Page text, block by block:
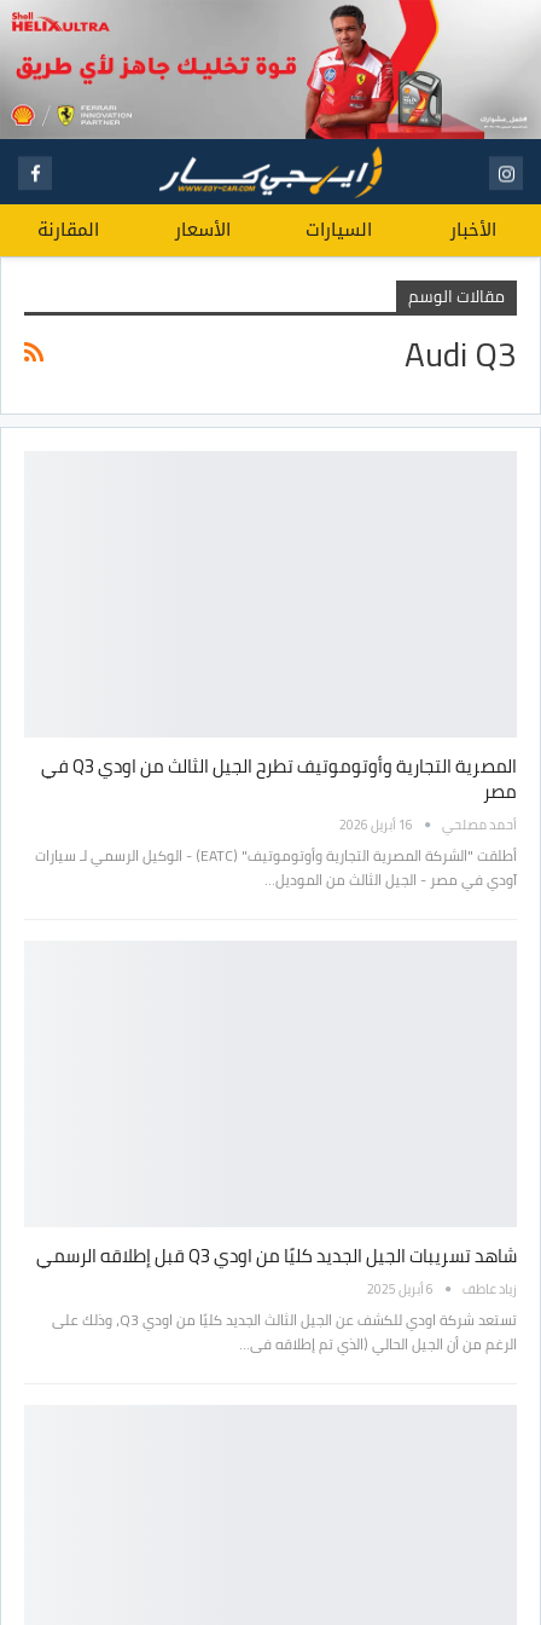
الأخبار السيارات الأسعار المقارنة
مقالات الوسم
Audi Q3
المصرية التجارية وأوتوموتيف تطرح الجيل الثالث من اودي Q3 في
مصر
أحمد مصلحي 16 أبريل 2026
أطلقت "الشركة المصرية التجارية وأوتوموتيف" (EATC) - الوكيل الرسمي لـ سيارات
آودي في مصر - الجيل الثالث من الموديل…
شاهد تسريبات الجيل الجديد كليًا من اودي Q3 قبل إطلاقه الرسمي
زياد عاطف 6 أبريل 2025
تستعد شركة اودي للكشف عن الجيل الثالث الجديد كليًا من اودي Q3، وذلك على
الرغم من أن الجيل الحالي (الذي تم إطلاقه فى…